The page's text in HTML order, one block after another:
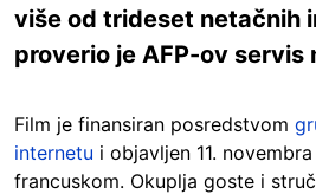
više od trideset netačnih
proverio je AFP-ov servis
Film je finansiran posredstvom
internetu i objavljen 11.
francuskom. Okuplja goste i